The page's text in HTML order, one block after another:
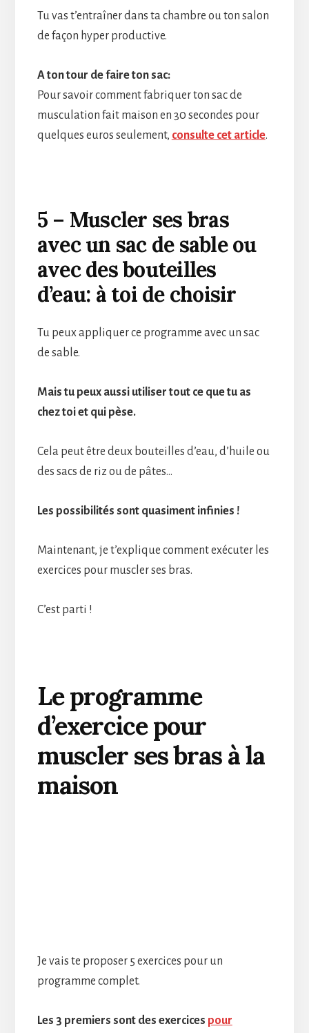
Tu vas t’entraîner dans ta chambre ou ton salon
de façon hyper productive.
A ton tour de faire ton sac:
Pour savoir comment fabriquer ton sac de
musculation fait maison en 30 secondes pour
quelques euros seulement, consulte cet article.
5 – Muscler ses bras
avec un sac de sable ou
avec des bouteilles
d’eau: à toi de choisir
Tu peux appliquer ce programme avec un sac
de sable.
Mais tu peux aussi utiliser tout ce que tu as
chez toi et qui pèse.
Cela peut être deux bouteilles d’eau, d’huile ou
des sacs de riz ou de pâtes…
Les possibilités sont quasiment infinies !
Maintenant, je t’explique comment exécuter les
exercices pour muscler ses bras.
C’est parti !
Le programme
d’exercice pour
muscler ses bras à la
maison
Je vais te proposer 5 exercices pour un
programme complet.
Les 3 premiers sont des exercices pour